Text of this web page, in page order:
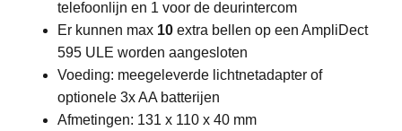
telefoonlijn en 1 voor de deurintercom
Er kunnen max 10 extra bellen op een AmpliDect
595 ULE worden aangesloten
Voeding: meegeleverde lichtnetadapter of
optionele 3x AA batterijen
Afmetingen: 131 x 110 x 40 mm